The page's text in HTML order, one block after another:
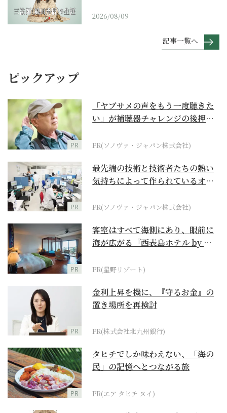
2026/08/09
記事一覧へ
ピックアップ
PR
「ヤブサメの声をもう一度聴きた
い」が補聴器チャレンジの後押し
PR(ソノヴァ・ジャパン株式会社)
PR
最先端の技術と技術者たちの熱い
気持ちによって作られているオー
PR(ソノヴァ・ジャパン株式会社)
PR
客室はすべて海側にあり、眼前に
海が広がる『西表島ホテル by 星
PR(星野リゾート)
PR
金利上昇を機に、『守るお金』の
置き場所を再検討
PR(株式会社北九州銀行)
PR
タヒチでしか味わえない、「海の
民」の記憶へとつながる旅
PR(エア タヒチ ヌイ)